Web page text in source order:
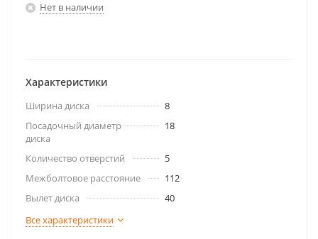
Нет в наличии
Характеристики
Ширина диска
8
Посадочный диаметр
диска
18
Количество отверстий
5
Межболтовое расстояние
112
Вылет диска
40
Все характеристики